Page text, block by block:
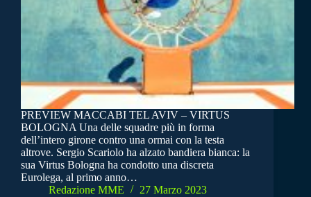
PREVIEW MACCABI TEL AVIV – VIRTUS
BOLOGNA Una delle squadre più in forma
dell’intero girone contro una ormai con la testa
altrove. Sergio Scariolo ha alzato bandiera bianca: la
sua Virtus Bologna ha condotto una discreta
Eurolega, al primo anno…
Redazione MME
27 Marzo 2023